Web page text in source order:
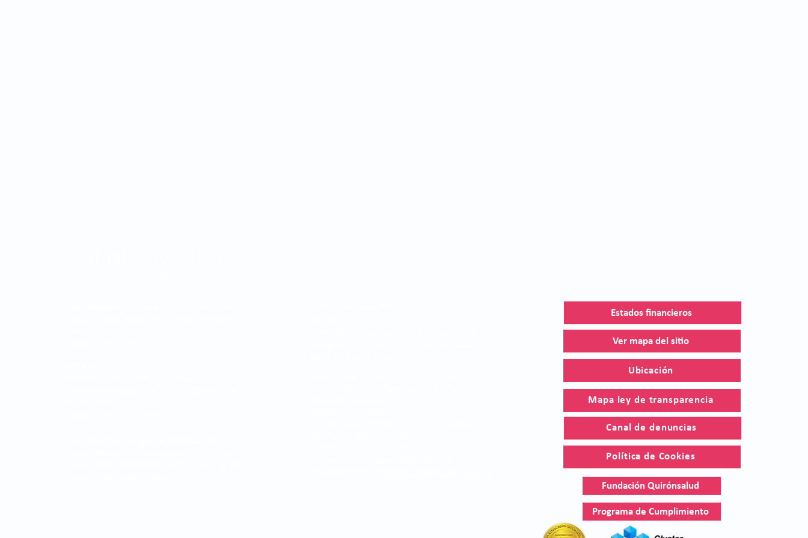
Estados financieros
Ver mapa del sitio
Ubicación
Mapa ley de transparencia
Canal de denuncias
Política de Cookies
Fundación Quirónsalud
Programa de Cumplimiento